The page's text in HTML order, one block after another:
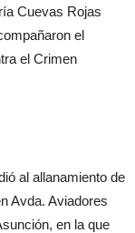
Cuevas Rojas
el
el Crimen
al allanamiento de
Avda. Aviadores
en la que